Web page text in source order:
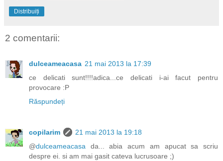
Distribuiți
2 comentarii:
dulceameacasa 21 mai 2013 la 17:39
ce delicati sunt!!!!adica...ce delicati i-ai facut pentru
provocare :P
Răspundeți
copilarim
21 mai 2013 la 19:18
@dulceameacasa da... abia acum am apucat sa scriu
despre ei. si am mai gasit cateva lucrusoare ;)